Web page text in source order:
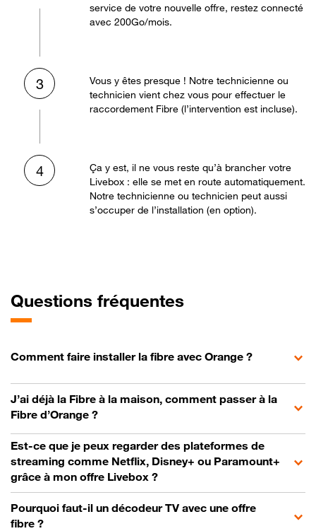
service de votre nouvelle offre, restez connecté
avec 200Go/mois.
3
Vous y êtes presque ! Notre technicienne ou
technicien vient chez vous pour effectuer le
raccordement Fibre (l’intervention est incluse).
4
Ça y est, il ne vous reste qu’à brancher votre
Livebox : elle se met en route automatiquement.
Notre technicienne ou technicien peut aussi
s’occuper de l’installation (en option).
Questions fréquentes
Comment faire installer la fibre avec Orange ?
J’ai déjà la Fibre à la maison, comment passer à la
Fibre d’Orange ?
Est-ce que je peux regarder des plateformes de
streaming comme Netflix, Disney+ ou Paramount+
grâce à mon offre Livebox ?
Pourquoi faut-il un décodeur TV avec une offre
fibre ?